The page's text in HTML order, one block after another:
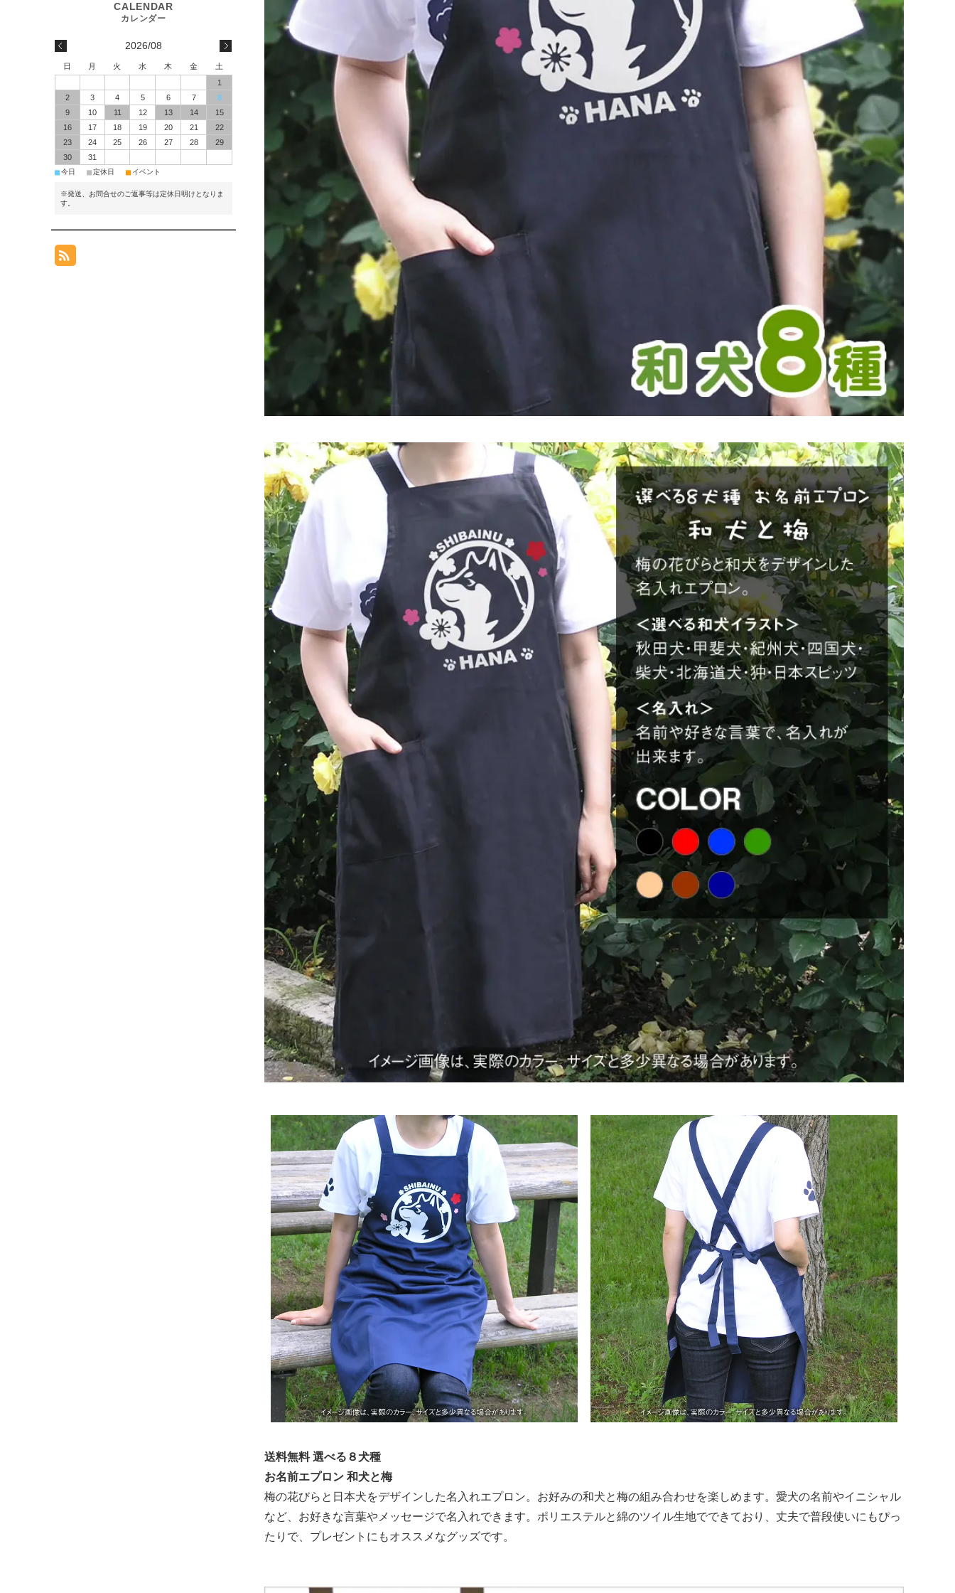
送料無料 選べる８犬種
お名前エプロン 和犬と梅
梅の花びらと日本犬をデザインした名入れエプロン。お好みの和犬と梅の組み合わせを楽しめます。愛犬の名前やイニシャル
など、お好きな言葉やメッセージで名入れできます。ポリエステルと綿のツイル生地でできており、丈夫で普段使いにもぴっ
たりで、プレゼントにもオススメなグッズです。
2026/08
日 月 火 水 木 金
土
1
2
3 4 5 6 7
8
9
10 11 12 13 14
15
16
17 18 19 20 21
22
23
24 25 26 27 28
29
30
31
■今日 ■定休日 ■ イベント
※発送、お問合せのご返事等は定休日明けとなりま
す。